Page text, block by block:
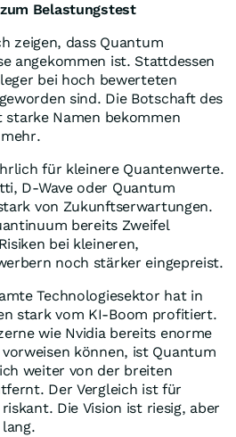
Belastungstest
zeigen, dass Quantum
angekommen ist. Stattdessen
bei hoch bewerteten
sind. Die Botschaft des
Namen bekommen
für kleinere Quantenwerte.
D-Wave oder Quantum
von Zukunftserwartungen.
bereits Zweifel
bei kleineren,
noch stärker eingepreist.
Technologiesektor hat in
stark vom KI-Boom profitiert.
wie Nvidia bereits enorme
können, ist Quantum
weiter von der breiten
Der Vergleich ist für
Die Vision ist riesig, aber